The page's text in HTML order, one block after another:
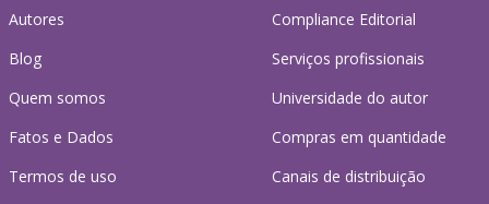
Autores
Blog
Quem somos
Fatos e Dados
Termos de uso
Compliance Editorial
Serviços profissionais
Universidade do autor
Compras em quantidade
Canais de distribuição